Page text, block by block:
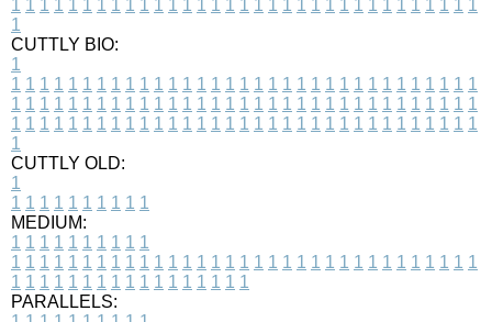
1 1 1 1 1 1 1 1 1 1 1 1 1 1 1 1 1 1 1 1 1 1 1 1 1 1 1 1 1 1 1 1 1
1
CUTTLY BIO:
1
1 1 1 1 1 1 1 1 1 1 1 1 1 1 1 1 1 1 1 1 1 1 1 1 1 1 1 1 1 1 1 1 1
1 1 1 1 1 1 1 1 1 1 1 1 1 1 1 1 1 1 1 1 1 1 1 1 1 1 1 1 1 1 1 1 1
1 1 1 1 1 1 1 1 1 1 1 1 1 1 1 1 1 1 1 1 1 1 1 1 1 1 1 1 1 1 1 1 1
1
CUTTLY OLD:
1
1 1 1 1 1 1 1 1 1 1
MEDIUM:
1 1 1 1 1 1 1 1 1 1
1 1 1 1 1 1 1 1 1 1 1 1 1 1 1 1 1 1 1 1 1 1 1 1 1 1 1 1 1 1 1 1 1
1 1 1 1 1 1 1 1 1 1 1 1 1 1 1 1 1
PARALLELS: